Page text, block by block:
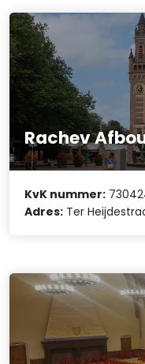
Rachev
KvK nummer:
Adres: Ter